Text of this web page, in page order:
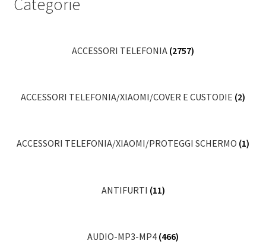
ACCESSORI TELEFONIA (2757)
ACCESSORI TELEFONIA/XIAOMI/COVER E CUSTODIE (2)
ACCESSORI TELEFONIA/XIAOMI/PROTEGGI SCHERMO (1)
ANTIFURTI (11)
AUDIO-MP3-MP4 (466)